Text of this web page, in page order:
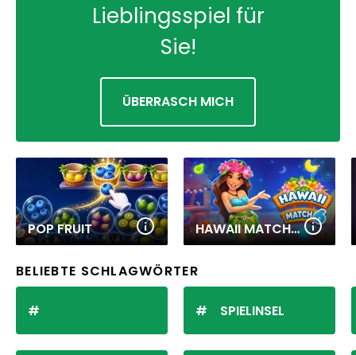
Lieblingsspiel für
Sie!
ÜBERRASCH MICH
POP FRUIT HAWAII MATCH 6
BELIEBTE SCHLAGWÖRTER
SPIELINSEL